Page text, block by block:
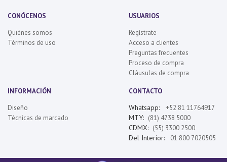
CONÓCENOS
Quiénes somos
Términos de uso
USUARIOS
Regístrate
Acceso a clientes
Preguntas frecuentes
Proceso de compra
Cláusulas de compra
INFORMACIÓN
Diseño
Técnicas de marcado
CONTACTO
Whatsapp: +52 81 11764917
MTY: (81) 4738 5000
CDMX: (55) 3300 2500
Del Interior: 01 800 7020505